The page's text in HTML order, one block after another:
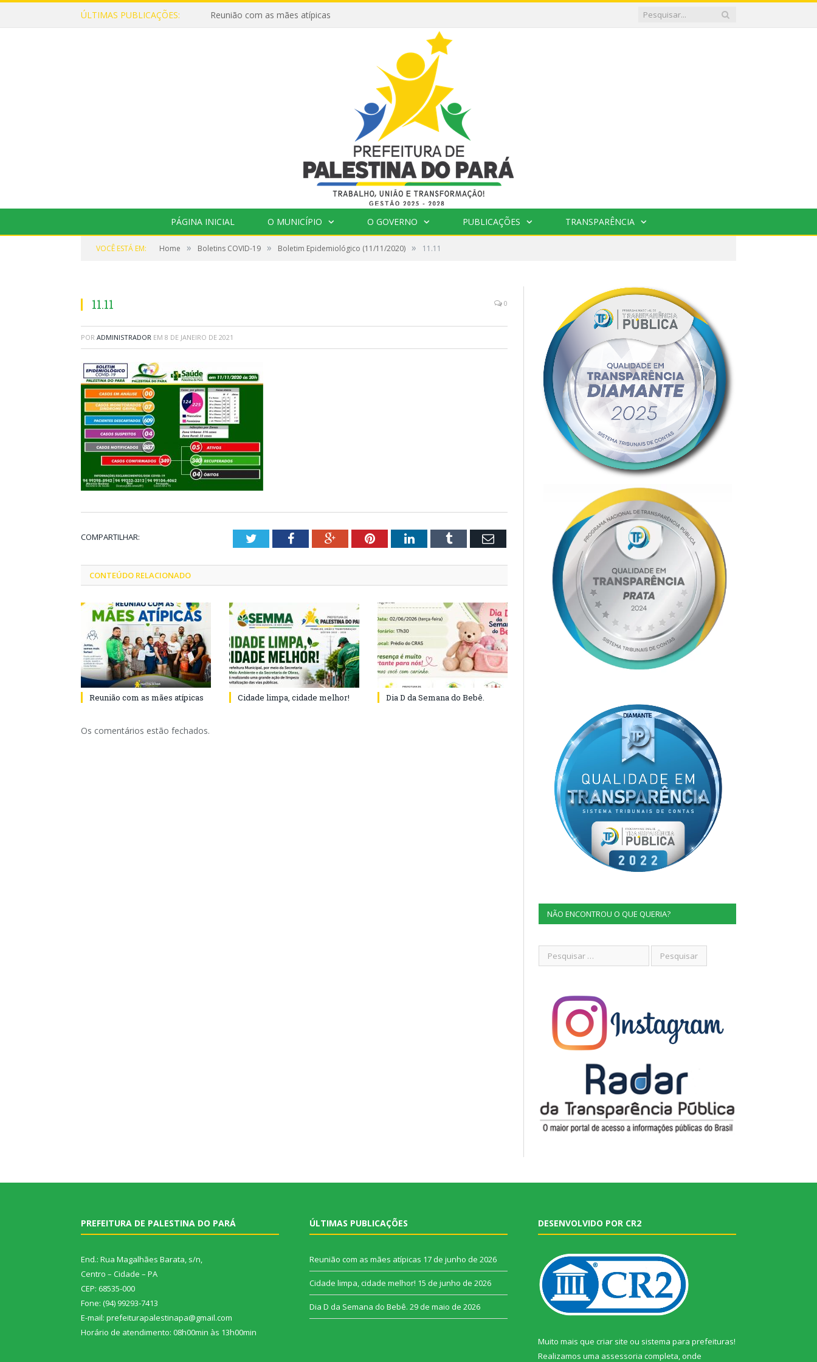
ÚLTIMAS PUBLICAÇÕES: Reunião com as mães atípicas
PÁGINA INICIAL O MUNICÍPIO O GOVERNO PUBLICAÇÕES TRANSPARÊNCIA
VOCÊ ESTÁ EM: Home » Boletins COVID-19 » Boletim Epidemiológico (11/11/2020) » 11.11
11.11 0
POR ADMINISTRADOR EM 8 DE JANEIRO DE 2021
COMPARTILHAR: TwitterFacebookGoogle+PinterestLinkedInTumblr Email
CONTEÚDO RELACIONADO
Reunião com as mães atípicas Cidade limpa, cidade melhor! Dia D da Semana do Bebê.
Os comentários estão fechados.
NÃO ENCONTROU O QUE QUERIA?
PREFEITURA DE PALESTINA DO PARÁ
End.: Rua Magalhães Barata, s/n,
Centro – Cidade – PA
CEP: 68535-000
Fone: (94) 99293-7413
E-mail: prefeiturapalestinapa@gmail.com
Horário de atendimento: 08h00min às 13h00min
ÚLTIMAS PUBLICAÇÕES
Reunião com as mães atípicas 17 de junho de 2026
Cidade limpa, cidade melhor! 15 de junho de 2026
Dia D da Semana do Bebê. 29 de maio de 2026
DESENVOLVIDO POR CR2
Muito mais que criar site ou sistema para prefeituras!
Realizamos uma assessoria completa, onde